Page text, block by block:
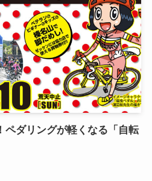
ペダリングが軽くなる「自転